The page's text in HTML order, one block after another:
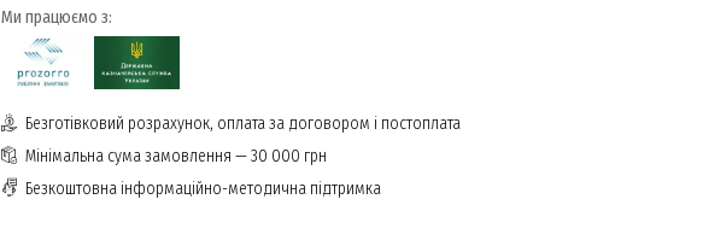
Ми працюємо з:
Безготівковий розрахунок, оплата за договором і постоплата
Мінімальна сума замовлення — 30 000 грн
Безкоштовна інформаційно-методична підтримка